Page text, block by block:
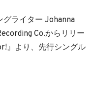
グライター Johanna
Co.からリリー
』より、先行シングル